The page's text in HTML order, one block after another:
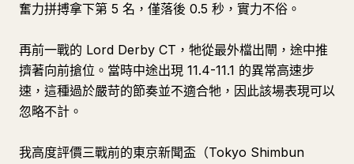
奮力拼搏拿下第 5 名，僅落後 0.5 秒，實力不俗。
再前一戰的 Lord Derby CT，牠從最外檔出閘，途中推
擠著向前搶位。當時中途出現 11.4-11.1 的異常高速步
速，這種過於嚴苛的節奏並不適合牠，因此該場表現可以
忽略不計。
我高度評價三戰前的東京新聞盃（Tokyo Shimbun